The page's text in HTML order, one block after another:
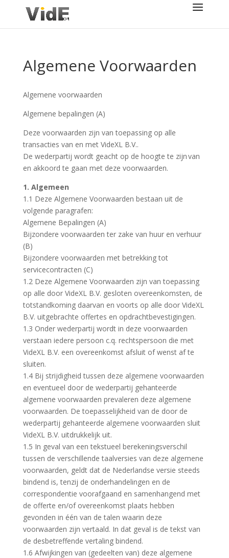
Algemene Voorwaarden
Algemene voorwaarden
Algemene bepalingen (A)
Deze voorwaarden zijn van toepassing op alle
transacties van en met VideXL B.V..
De wederpartij wordt geacht op de hoogte te zijn van
en akkoord te gaan met deze voorwaarden.
1. Algemeen
1.1 Deze Algemene Voorwaarden bestaan uit de
volgende paragrafen:
Algemene Bepalingen (A)
Bijzondere voorwaarden ter zake van huur en verhuur
(B)
Bijzondere voorwaarden met betrekking tot
servicecontracten (C)
1.2 Deze Algemene Voorwaarden zijn van toepassing
op alle door VideXL B.V. gesloten overeenkomsten, de
totstandkoming daarvan en voorts op alle door VideXL
B.V. uitgebrachte offertes en opdrachtbevestigingen.
1.3 Onder wederpartij wordt in deze voorwaarden
verstaan iedere persoon c.q. rechtspersoon die met
VideXL B.V. een overeenkomst afsluit of wenst af te
sluiten.
1.4 Bij strijdigheid tussen deze algemene voorwaarden
en eventueel door de wederpartij gehanteerde
algemene voorwaarden prevaleren deze algemene
voorwaarden. De toepasselijkheid van de door de
wederpartij gehanteerde algemene voorwaarden sluit
VideXL B.V. uitdrukkelijk uit.
1.5 In geval van een tekstueel berekeningsverschil
tussen de verschillende taalversies van deze algemene
voorwaarden, geldt dat de Nederlandse versie steeds
bindend is, tenzij de onderhandelingen en de
correspondentie voorafgaand en samenhangend met
de offerte en/of overeenkomst plaats hebben
gevonden in één van de talen waarin deze
voorwaarden zijn vertaald. In dat geval is de tekst van
de desbetreffende vertaling bindend.
1.6 Afwijkingen van (gedeelten van) deze algemene